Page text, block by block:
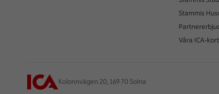
Stammis
Våra ICA-kort
Kolonnvägen 20, 169 70 Solna